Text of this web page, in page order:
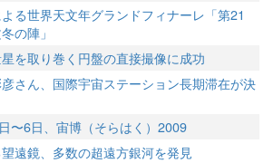
る世界天文年グランドフィナーレ「第21
の陣」
を取り巻く円盤の直接撮像に成功
さん、国際宇宙ステーション長期滞在が決
〜6日、宙博（そらはく）2009
遠鏡、多数の超遠方銀河を発見